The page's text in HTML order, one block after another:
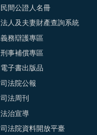
民間公證人名冊
法人及夫妻財產查詢系統
義務辯護專區
刑事補償專區
電子書出版品
司法院公報
司法周刊
法治宣導
司法院資料開放平臺